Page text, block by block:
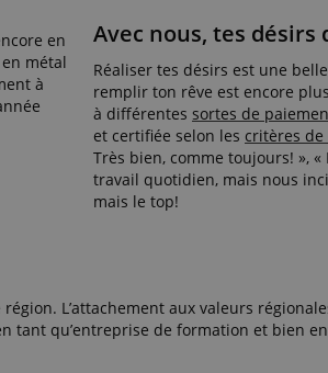
en
métal
à
Avec nous, tes
Réaliser tes désirs est une
remplir ton rêve est encore
à différentes sortes de
et certifiée selon les critères
Très bien, comme toujours! »,
travail quotidien, mais nous
mais le top!
L’attachement aux valeurs
tant qu’entreprise de formation et bien
session utilisateur
associés à ce nom, et un
de la manière dont il est
Web particulier est
recommandé.
cas, il sera probablement
les préférences de
pour diffuser du contenu
stockée. La catégorie ICC
diverses politiques et
confidentialité, en
préférences soient